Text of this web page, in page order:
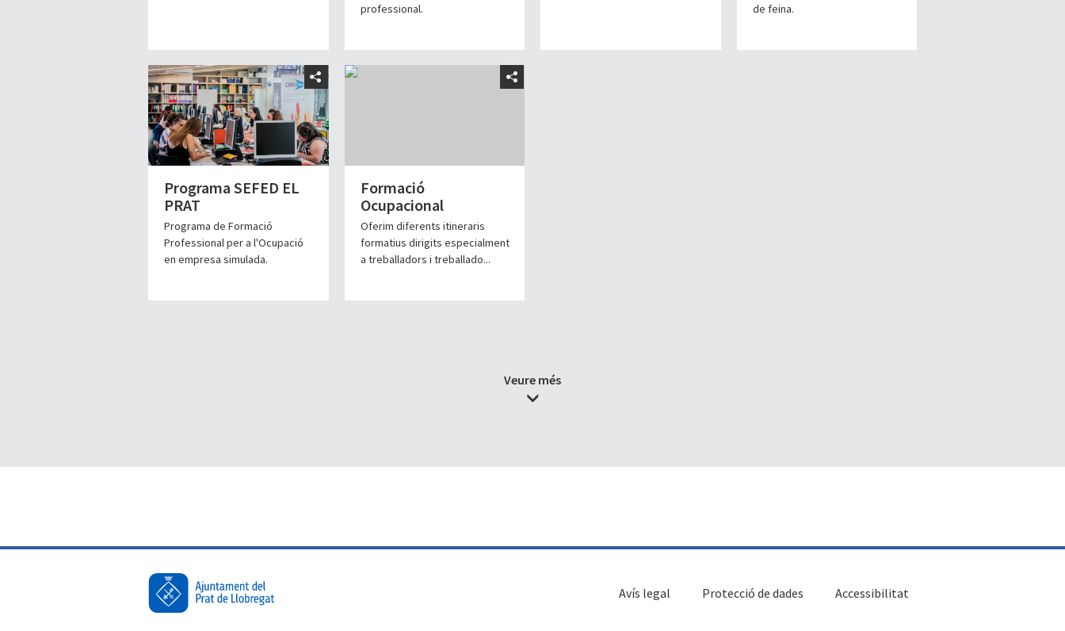
professional.
de feina.
Programa SEFED EL
PRAT
Programa de Formació
Professional per a l'Ocupació
en empresa simulada.
Formació
Ocupacional
Oferim diferents itineraris
formatius dirigits especialment
a treballadors i treballado...
Veure més
Accessibilitat
Protecció de dades
Avís legal